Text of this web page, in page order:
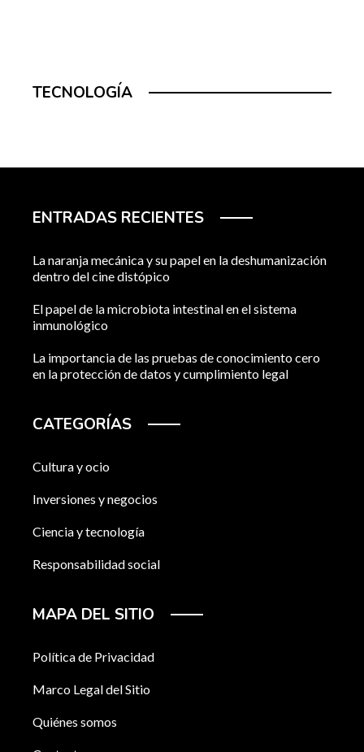
TECNOLOGÍA
ENTRADAS RECIENTES
La naranja mecánica y su papel en la deshumanización
dentro del cine distópico
El papel de la microbiota intestinal en el sistema
inmunológico
La importancia de las pruebas de conocimiento cero
en la protección de datos y cumplimiento legal
CATEGORÍAS
Cultura y ocio
Inversiones y negocios
Ciencia y tecnología
Responsabilidad social
MAPA DEL SITIO
Política de Privacidad
Marco Legal del Sitio
Quiénes somos